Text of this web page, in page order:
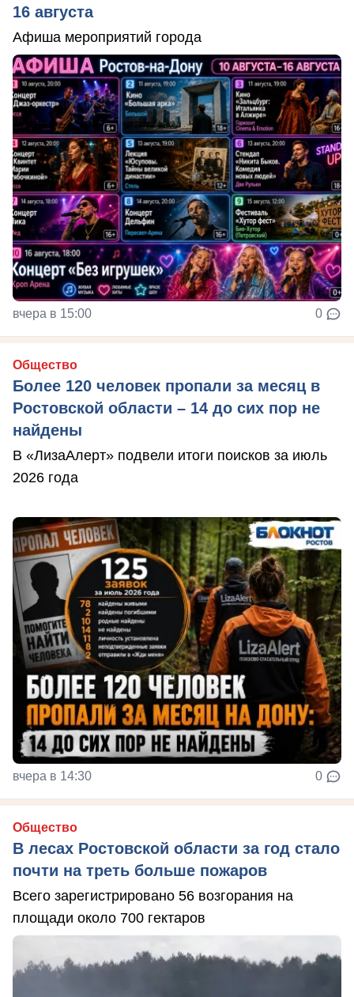
16 августа
Афиша мероприятий города
вчера в 15:00 0
Общество
Более 120 человек пропали за месяц в
Ростовской области – 14 до сих пор не
найдены
В «ЛизаАлерт» подвели итоги поисков за июль
2026 года
вчера в 14:30 0
Общество
В лесах Ростовской области за год стало
почти на треть больше пожаров
Всего зарегистрировано 56 возгорания на
площади около 700 гектаров